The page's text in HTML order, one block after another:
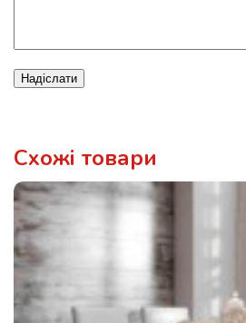
Надіслати
Схожі товари